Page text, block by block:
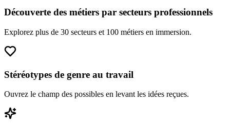
Découverte des métiers par secteurs professionnels
Explorez plus de 30 secteurs et 100 métiers en immersion.
Stéréotypes de genre au travail
Ouvrez le champ des possibles en levant les idées reçues.